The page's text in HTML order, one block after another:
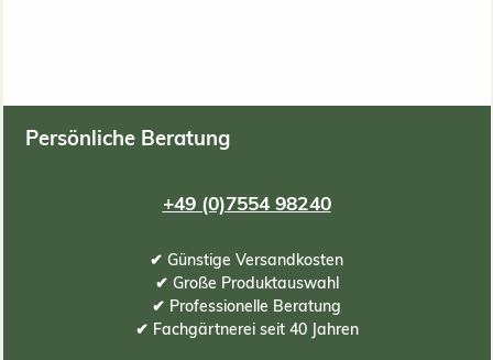
Persönliche Beratung
+49 (0)7554 98240
✔ Günstige Versandkosten
✔ Große Produktauswahl
✔ Professionelle Beratung
✔ Fachgärtnerei seit 40 Jahren